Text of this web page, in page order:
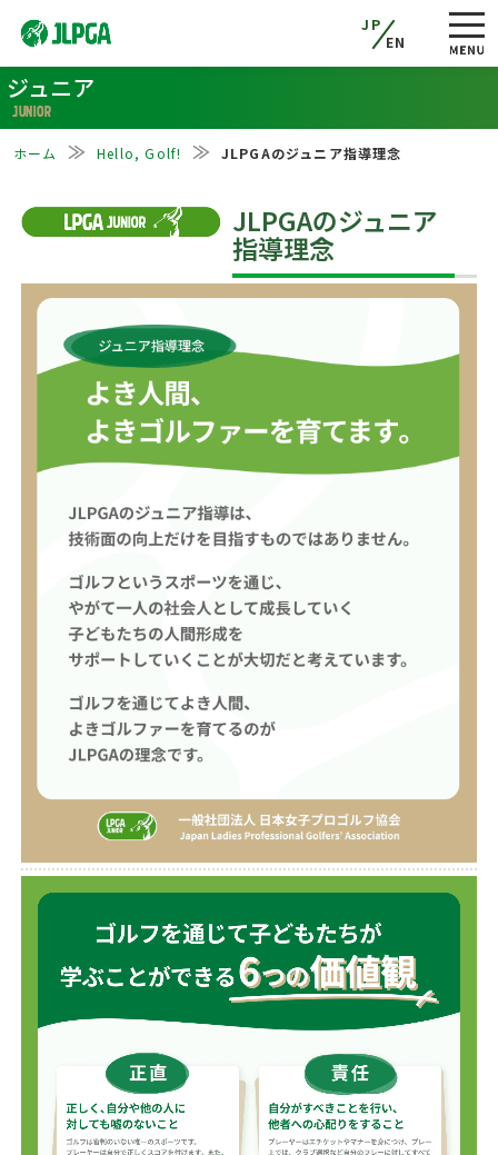
JP
EN
ジュニア
JUNIOR
ホーム Hello, Golf! JLPGAのジュニア指導理念
JLPGAのジュニア
指導理念